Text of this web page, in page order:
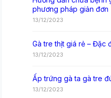
phương pháp giản đơn
13/12/2023
Gà tre thịt giá rẻ – Đặc
13/12/2023
Ấp trứng gà ta gà tre
13/12/2023